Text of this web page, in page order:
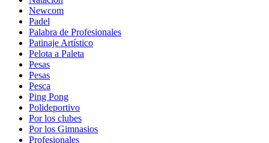
Newcom
Padel
Palabra de Profesionales
Patinaje Artístico
Pelota a Paleta
Pesas
Pesas
Pesca
Ping Pong
Polideportivo
Por los clubes
Por los Gimnasios
Profesionales